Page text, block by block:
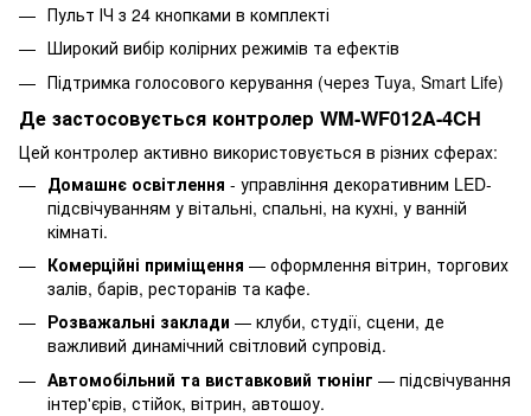
Пульт ІЧ з 24 кнопками в комплекті
Широкий вибір колірних режимів та ефектів
Підтримка голосового керування (через Tuya, Smart Life)
Де застосовується контролер WM-WF012A-4CH
Цей контролер активно використовується в різних сферах:
Домашнє освітлення - управління декоративним LED-
підсвічуванням у вітальні, спальні, на кухні, у ванній
кімнаті.
Комерційні приміщення — оформлення вітрин, торгових
залів, барів, ресторанів та кафе.
Розважальні заклади — клуби, студії, сцени, де
важливий динамічний світловий супровід.
Автомобільний та виставковий тюнінг — підсвічування
інтер'єрів, стійок, вітрин, автошоу.